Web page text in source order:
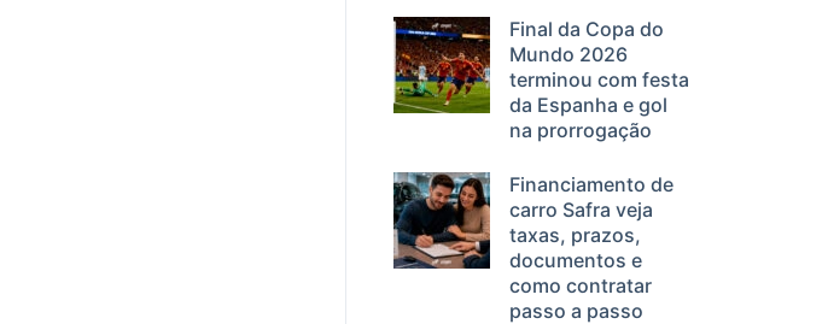
Final da Copa do
Mundo 2026
terminou com festa
da Espanha e gol
na prorrogação
Financiamento de
carro Safra veja
taxas, prazos,
documentos e
como contratar
passo a passo